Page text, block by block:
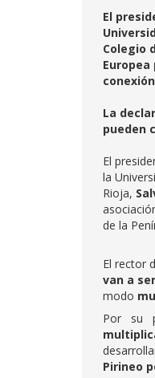
El
Colegio
La
pueden
El
la
Rioja,
de la
El rector
van a
modo
Por su
Pirineo